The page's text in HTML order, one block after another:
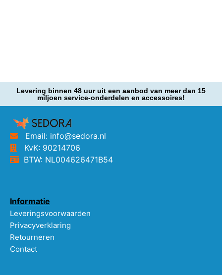
Levering binnen 48 uur uit een aanbod van meer dan 15
miljoen service-onderdelen en accessoires!
Email: info@sedora.nl
KvK: 90214706
BTW: NL004626471B54
Informatie
Leveringsvoorwaarden
Privacyverklaring
Retourneren
Contact